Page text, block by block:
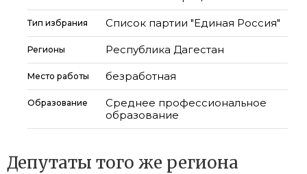
Тип избрания Список партии "Единая Россия"
Регионы Республика Дагестан
Место работы безработная
Образование
Среднее профессиональное
образование
Депутаты того же региона